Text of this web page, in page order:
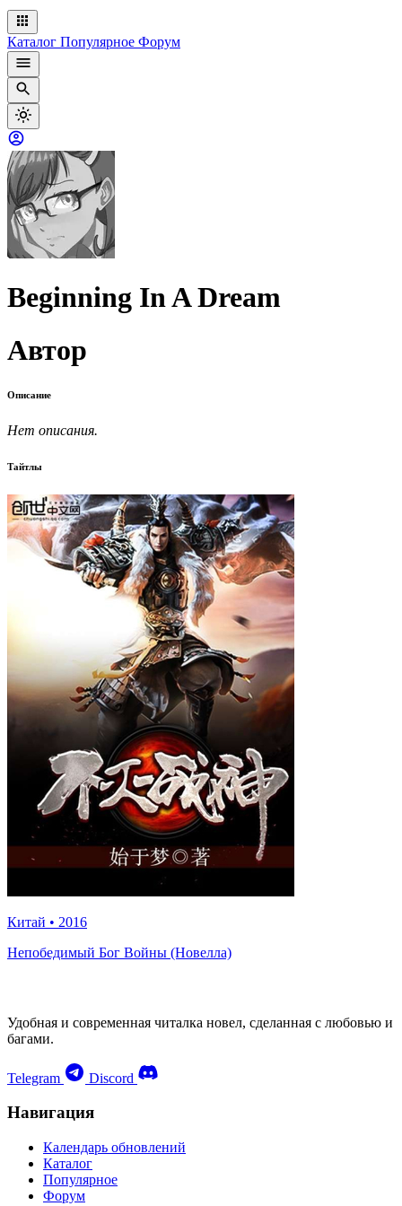
Каталог Популярное Форум
Beginning In A Dream
Автор
Описание
Нет описания.
Тайтлы
Китай • 2016
Непобедимый Бог Войны (Новелла)
Удобная и современная читалка новел, сделанная с любовью и
багами.
Telegram Discord
Навигация
Календарь обновлений
Каталог
Популярное
Форум